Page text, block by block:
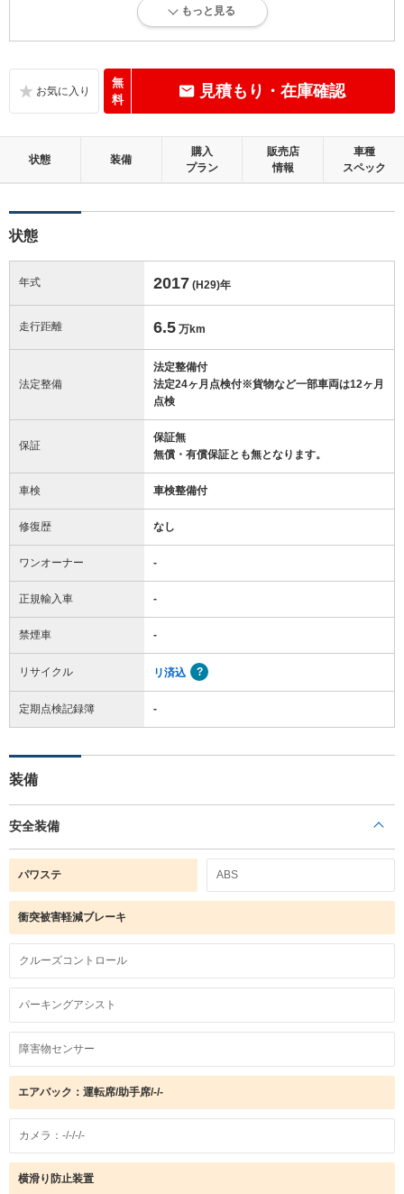
内外装に目立たない多少のキズ、ヘコミが認められる状態です。
標準的に使用されていて、多少のコゲ、スレ、キズがあります。
修復歴：無
もっと見る
無
料
見積もり・在庫確認
状態 装備
購入
プラン
販売店
情報
車種
スペック
状態
年式 2017 (H29)年
走行距離 6.5 万km
法定整備
法定整備付
法定24ヶ月点検付※貨物など一部車両は12ヶ月
点検
保証
保証無
無償・有償保証とも無となります。
車検 車検整備付
修復歴 なし
ワンオーナー -
正規輸入車 -
禁煙車 -
リサイクル リ済込
定期点検記録簿 -
装備
安全装備
パワステ ABS
衝突被害軽減ブレーキ
クルーズコントロール
パーキングアシスト
障害物センサー
エアバック：運転席/助手席/-/-
カメラ：-/-/-/-
横滑り防止装置